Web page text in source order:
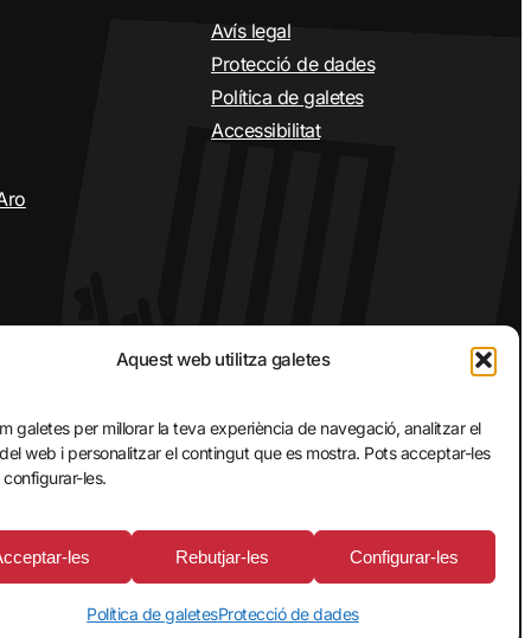
Aquest web utilitza galetes
galetes per millorar la teva experiència de navegació, analitzar el
web i personalitzar el contingut que es mostra. Pots acceptar-les
les.
les Rebutjar-les Configurar-les
Política de galetesProtecció de dades
Avís legal
Protecció de dades
Política de galetes
Accessibilitat
© 2026 Ajuntament de Santa Cristina d’Aro